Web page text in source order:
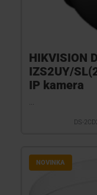
HIKVISION
IZS2UY/
IP kamera
DS-
NOVINKA